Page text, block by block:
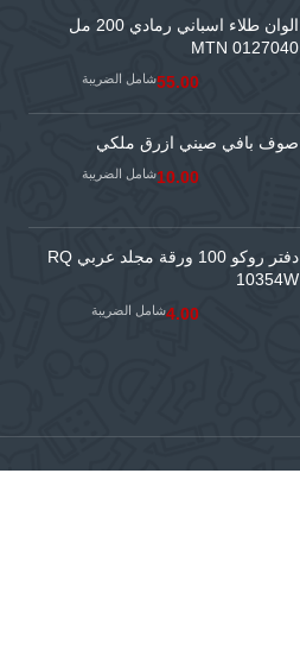
الوان طلاء اسباني رمادي 200 مل
MTN 0127040
55.00شامل الضريبة
صوف بافي صيني ازرق ملكي
10.00شامل الضريبة
دفتر روكو 100 ورقة مجلد عربي RQ
10354W
4.00شامل الضريبة